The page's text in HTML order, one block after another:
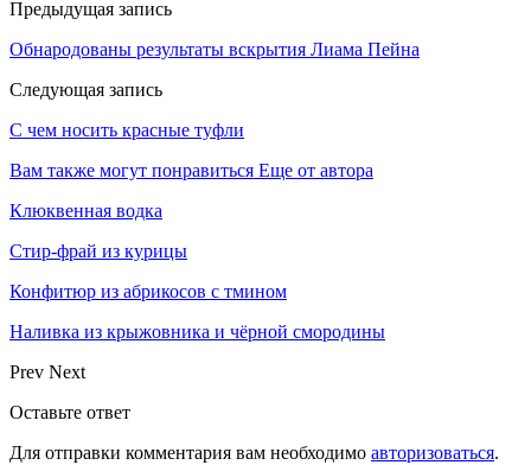
Предыдущая запись
Обнародованы результаты вскрытия Лиама Пейна
Следующая запись
С чем носить красные туфли
Вам также могут понравиться Еще от автора
Клюквенная водка
Стир-фрай из курицы
Конфитюр из абрикосов с тмином
Наливка из крыжовника и чёрной смородины
Prev Next
Оставьте ответ
Для отправки комментария вам необходимо авторизоваться.